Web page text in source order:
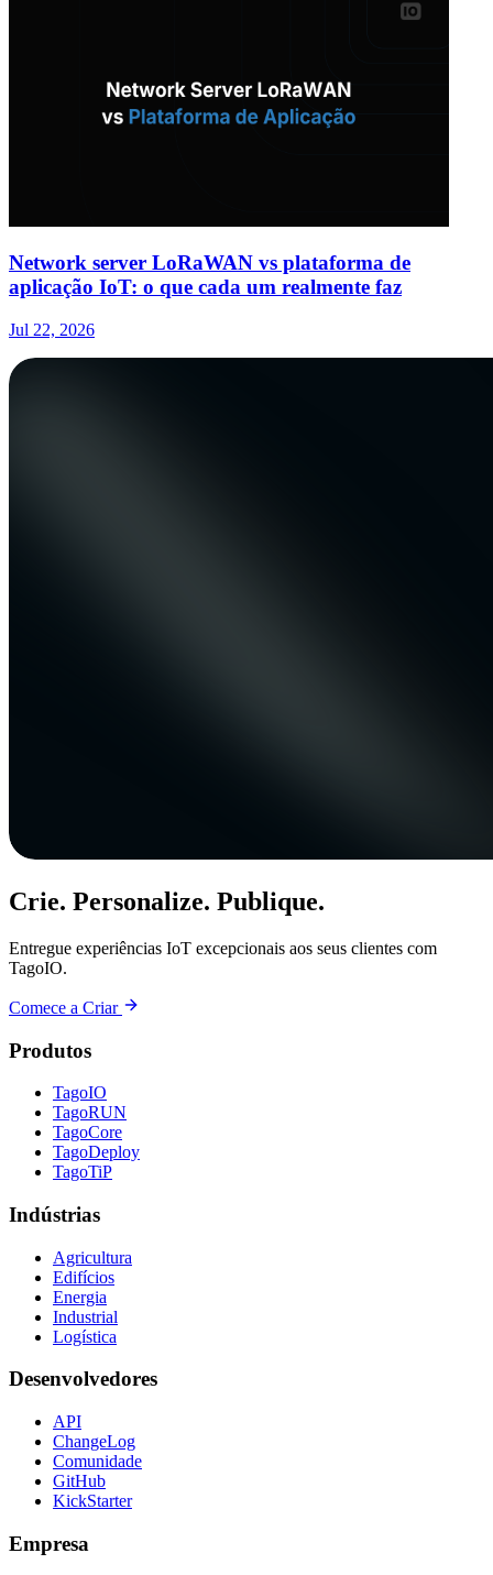
Network server LoRaWAN vs plataforma de
aplicação IoT: o que cada um realmente faz
Jul 22, 2026
Crie. Personalize. Publique.
Entregue experiências IoT excepcionais aos seus clientes com
TagoIO.
Comece a Criar
Produtos
TagoIO
TagoRUN
TagoCore
TagoDeploy
TagoTiP
Indústrias
Agricultura
Edifícios
Energia
Industrial
Logística
Desenvolvedores
API
ChangeLog
Comunidade
GitHub
KickStarter
Empresa